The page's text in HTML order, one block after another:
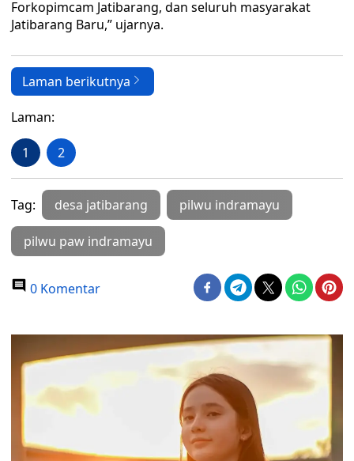
Forkopimcam Jatibarang, dan seluruh masyarakat
Jatibarang Baru,” ujarnya.
Laman berikutnya
Laman:
1 2
Tag: desa jatibarang pilwu indramayu
pilwu paw indramayu
0 Komentar